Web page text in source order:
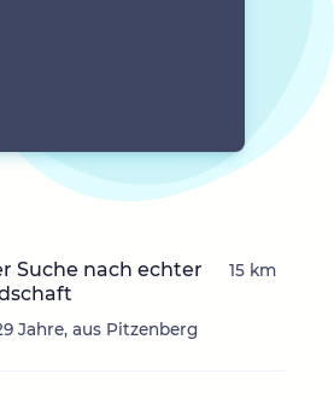
Suche nach echter
Jahre, aus Pitzenberg
15 km